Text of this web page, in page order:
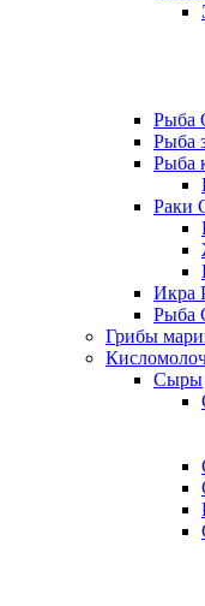
Рыба
Рыба
Рыба
Раки
Икра
Рыба
Грибы
Сыры